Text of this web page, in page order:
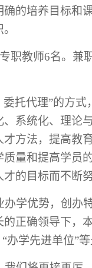
的培养目标和
职教师6名。 兼
托代理”的方式
系统化、理论
方法，提高教
量和提高学员
才的目标而不断
学优势，创办
正确领导下，
办学先进单位”等